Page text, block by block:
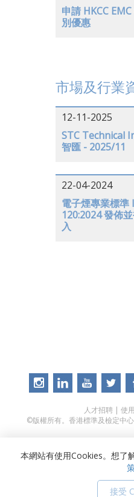
申請 HKCC
別優惠
市場及行業
12-11-2025
STC Technical
智匯 - 2025/11
22-04-2024
電子煙專業標準
120:2024 發佈
入
人才招聘 | 使
©版權所有。香港標準及檢定中
本網站有使用Cookies。想了
接受